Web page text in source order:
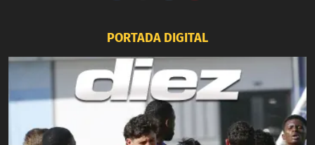
PORTADA DIGITAL